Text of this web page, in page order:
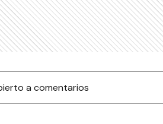
a comentarios